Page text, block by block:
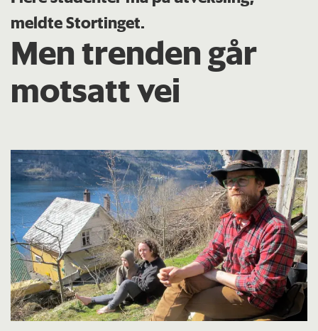
meldte Stortinget.
Men trenden går
motsatt vei